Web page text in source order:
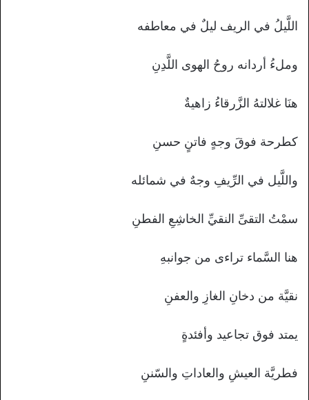
اللَّيلُ في الريف ليلٌ في معاطفه
وملءُ أردانه روحُ الهوى اللَّدِنِ
هنَا غلالتهُ الزَّرقاءُ زاهيةٌ
كطرحة فوقَ وجهٍ فاتنٍ حسنِ
واللَّيل في الرِّيفِ وجهٌ في شمائله
سمْتُ التقىِّ النقيِّ الخاشِعِ الفطنِ
هنا السَّماء تراءى من جوانبهِ
نقيَّة من دخانِ الغازِ والعفنِ
يمتد فوق تجاعيد وأفئدةٍ
فطريَّة العيشِ والعاداتِ والسّننِ